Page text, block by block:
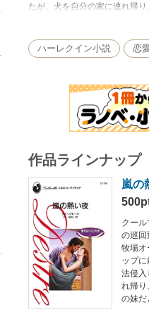
たが、犬を自分の家に連れ帰
ハーレクイン小説 恋
作品ラインナッ
嵐の
クー
の巡回
牧場オ
ップ
法侵入
れ帰り
の妹だ